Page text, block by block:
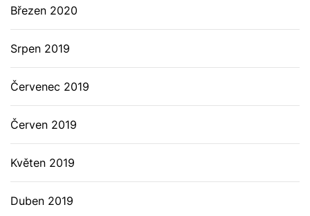
Březen 2020
Srpen 2019
Červenec 2019
Červen 2019
Květen 2019
Duben 2019